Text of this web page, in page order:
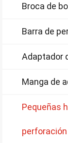
Broca de
Barra de
Adaptador
Manga de
Pequeñas